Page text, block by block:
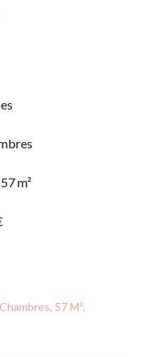
m²
57 M²,